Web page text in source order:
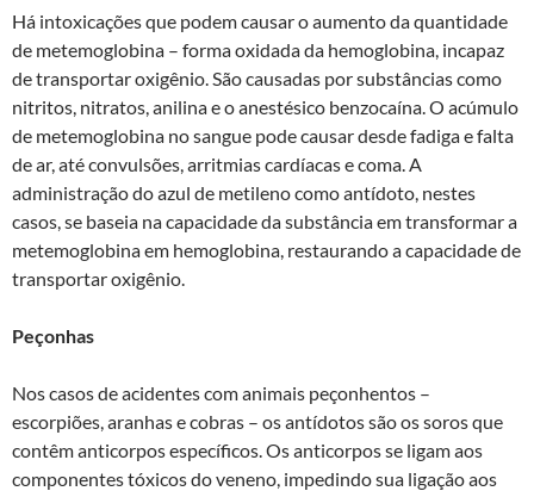
Há intoxicações que podem causar o aumento da quantidade
de metemoglobina – forma oxidada da hemoglobina, incapaz
de transportar oxigênio. São causadas por substâncias como
nitritos, nitratos, anilina e o anestésico benzocaína. O acúmulo
de metemoglobina no sangue pode causar desde fadiga e falta
de ar, até convulsões, arritmias cardíacas e coma. A
administração do azul de metileno como antídoto, nestes
casos, se baseia na capacidade da substância em transformar a
metemoglobina em hemoglobina, restaurando a capacidade de
transportar oxigênio.
Peçonhas
Nos casos de acidentes com animais peçonhentos –
escorpiões, aranhas e cobras – os antídotos são os soros que
contêm anticorpos específicos. Os anticorpos se ligam aos
componentes tóxicos do veneno, impedindo sua ligação aos